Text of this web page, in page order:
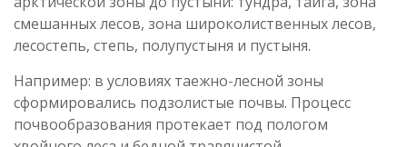
смешанных лесов, зона широколиственных лесов,
лесостепь, степь, полупустыня и пустыня.
Например: в условиях таежно-лесной зоны
сформировались подзолистые почвы. Процесс
почвообразования протекает под пологом